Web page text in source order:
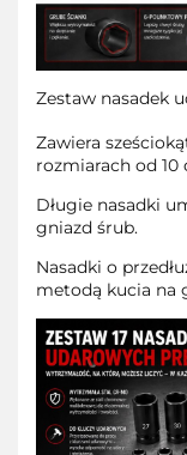
Zestaw nasadek
Zawiera
rozmiarach od 10
Długie nasadki
gniazd śrub.
Nasadki o
metodą kucia na